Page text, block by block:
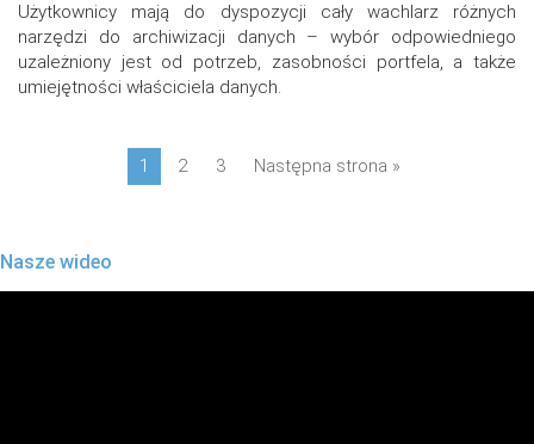
Użytkownicy mają do dyspozycji cały wachlarz różnych
narzędzi do archiwizacji danych – wybór odpowiedniego
uzależniony jest od potrzeb, zasobności portfela, a także
umiejętności właściciela danych.
1 2 3 Następna strona »
Nasze wideo